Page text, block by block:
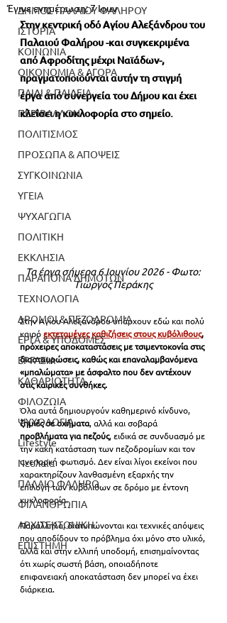
ΔΗΜΟΣ ΠΑΛΑΙΟΥ ΦΑΛΗΡΟΥ
ΙΣΤΟΡΙΑ
ΚΟΙΝΩΝΙΑ
ΟΙΚΟΝΟΜΙΑ & ΑΓΟΡΑ
ΠΑΙΔΙ & ΠΑΙΔΕΙΑ
ΠΕΡΙΒΑΛΛΟΝ
ΠΟΛΙΤΙΣΜΟΣ
ΠΡΟΣΩΠΑ & ΑΠΟΨΕΙΣ
ΣΥΓΚΟΙΝΩΝΙΑ
ΥΓΕΙΑ
ΨΥΧΑΓΩΓΙΑ
ΠΟΛΙΤΙΚΗ
ΕΚΚΛΗΣΙΑ
ΠΑΡΑΠΟΝΑ ΔΗΜΟΤΩΝ
ΤΕΧΝΟΛΟΓΙΑ
ΔΡΟΜΟΙ & ΠΕΖΟΔΡΟΜΙΑ
ΕΡΓΑ & ΥΠΟΔΟΜΕΣ
ΕΡΓΑΣΙΑ
ΚΑΘΑΡΙΟΤΗΤΑ
ΦΙΛΟΖΩΙΑ
ΨΥΧΟΛΟΓΙΑ
Lifestyle
Νεολαία
ΠΑΛΑΙΟ ΦΑΛΗΡΟ
ΦΙΛΑΝΘΡΩΠΙΑ
ΑΡΧΙΤΕΚΤΟΝΙΚΗ
ΕΠΙΣΤΗΜΗ
Έγινε ενημέρωση:7 Ιουν
Στην κεντρική οδό Αγίου Αλεξάνδρου του
Παλαιού Φαλήρου -και συγκεκριμένα
από Αφροδίτης μέχρι Ναϊάδων-,
πραγματοποιούνται αυτήν τη στιγμή
έργα από συνεργεία του Δήμου και έχει
κλείσει η κυκλοφορία στο σημείο.
Τα έργα σήμερα 6 Ιουνίου 2026 - Φωτο:
Γιώργος Περάκης
Στην Αγίου Αλεξάνδρου υπάρχουν εδώ και πολύ
καιρό εκτεταμένες καθιζήσεις στους κυβόλιθους,
πρόχειρες αποκαταστάσεις με τσιμεντοκονία στις
διασταυρώσεις, καθώς και επαναλαμβανόμενα
«μπαλώματα» με άσφαλτο που δεν αντέχουν
στις καιρικές συνθήκες.
Όλα αυτά δημιουργούν καθημερινό κίνδυνο,
ζημιές σε οχήματα, αλλά και σοβαρά
προβλήματα για πεζούς, ειδικά σε συνδυασμό με
την κακή κατάσταση των πεζοδρομίων και τον
ανεπαρκή φωτισμό. Δεν είναι λίγοι εκείνοι που
χαρακτηρίζουν λανθασμένη εξαρχής την
επιλογή των κυβόλιθων σε δρόμο με έντονη
κυκλοφορία.
Παράλληλα, διατυπώνονται και τεχνικές απόψεις
που αποδίδουν το πρόβλημα όχι μόνο στο υλικό,
αλλά και στην ελλιπή υποδομή, επισημαίνοντας
ότι χωρίς σωστή βάση, οποιαδήποτε
επιφανειακή αποκατάσταση δεν μπορεί να έχει
διάρκεια.